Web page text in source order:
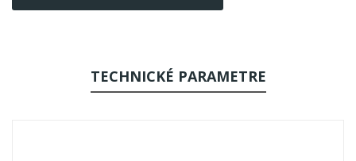
TECHNICKÉ PARAMETRE